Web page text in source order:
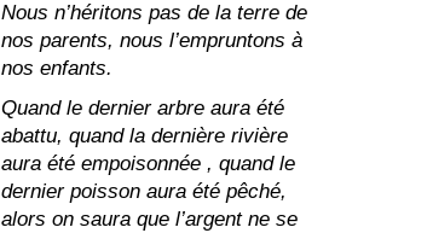
Nous n’héritons pas de la terre de
nos parents, nous l’empruntons à
nos enfants.
Quand le dernier arbre aura été
abattu, quand la dernière rivière
aura été empoisonnée , quand le
dernier poisson aura été pêché,
alors on saura que l’argent ne se